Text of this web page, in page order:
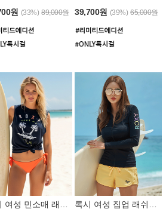
원 (33%) 89,000원 39,700원 (39%) 65,000원